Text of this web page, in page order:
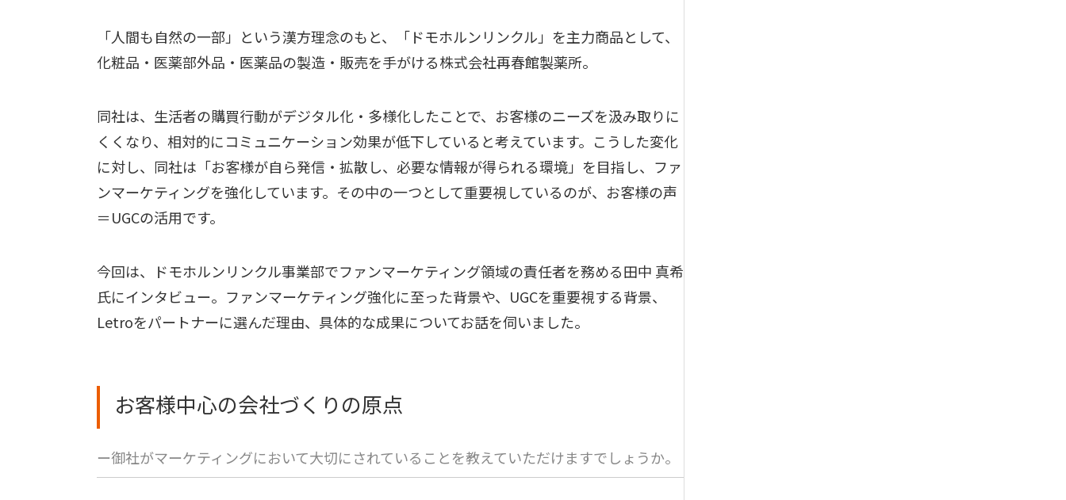
「人間も自然の一部」という漢方理念のもと、「ドモホルンリンクル」を主力商品として、
化粧品・医薬部外品・医薬品の製造・販売を手がける株式会社再春館製薬所。
同社は、生活者の購買行動がデジタル化・多様化したことで、お客様のニーズを汲み取りに
くくなり、相対的にコミュニケーション効果が低下していると考えています。こうした変化
に対し、同社は「お客様が自ら発信・拡散し、必要な情報が得られる環境」を目指し、ファ
ンマーケティングを強化しています。その中の一つとして重要視しているのが、お客様の声
＝UGCの活用です。
今回は、ドモホルンリンクル事業部でファンマーケティング領域の責任者を務める田中 真希
氏にインタビュー。ファンマーケティング強化に至った背景や、UGCを重要視する背景、
Letroをパートナーに選んだ理由、具体的な成果についてお話を伺いました。
お客様中心の会社づくりの原点
ー御社がマーケティングにおいて大切にされていることを教えていただけますでしょうか。